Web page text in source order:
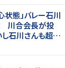
状態」バレー石川
川合会長が投
し石川さんも超格